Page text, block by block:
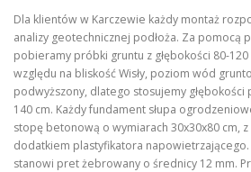
Dla klientów w Karczewie każdy montaż
analizy geotechnicznej podłoża. Za pomocą
pobieramy próbki gruntu z głębokości 80-120
względu na bliskość Wisły, poziom wód
podwyższony, dlatego stosujemy głębokości
140 cm. Każdy fundament słupa
stopę betonową o wymiarach 30x30x80 cm,
dodatkiem plastyfikatora
stanowi pret żebrowany o średnicy 12 mm.